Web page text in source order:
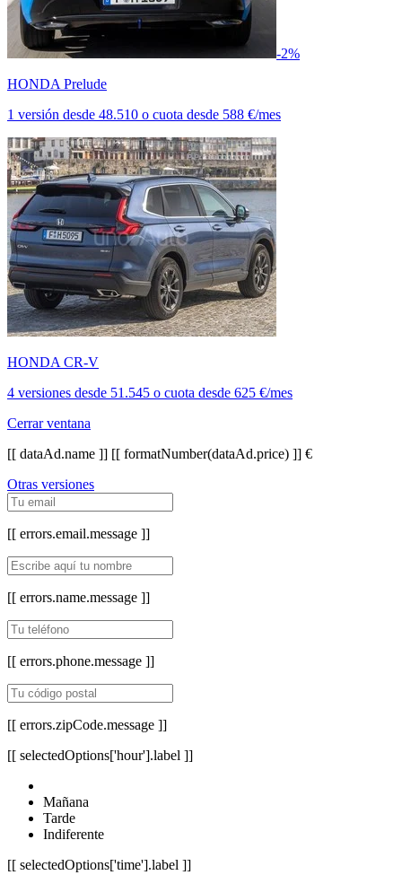
-2%
HONDA Prelude
1 versión desde 48.510 o cuota desde 588 €/mes
HONDA CR-V
4 versiones desde 51.545 o cuota desde 625 €/mes
Cerrar ventana
[[ dataAd.name ]] [[ formatNumber(dataAd.price) ]] €
Otras versiones
[[ errors.email.message ]]
[[ errors.name.message ]]
[[ errors.phone.message ]]
[[ errors.zipCode.message ]]
[[ selectedOptions['hour'].label ]]
Mañana
Tarde
Indiferente
[[ selectedOptions['time'].label ]]